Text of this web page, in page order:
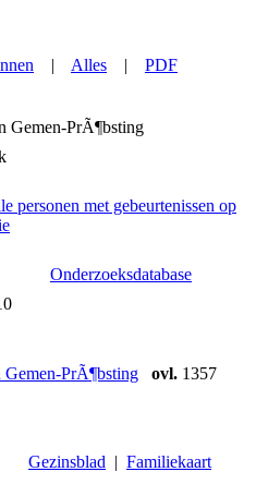
| Alles | PDF
Gemen-PrÃ¶bsting
Onderzoeksdatabase
PrÃ¶bsting ovl. 1357
Gezinsblad | Familiekaart